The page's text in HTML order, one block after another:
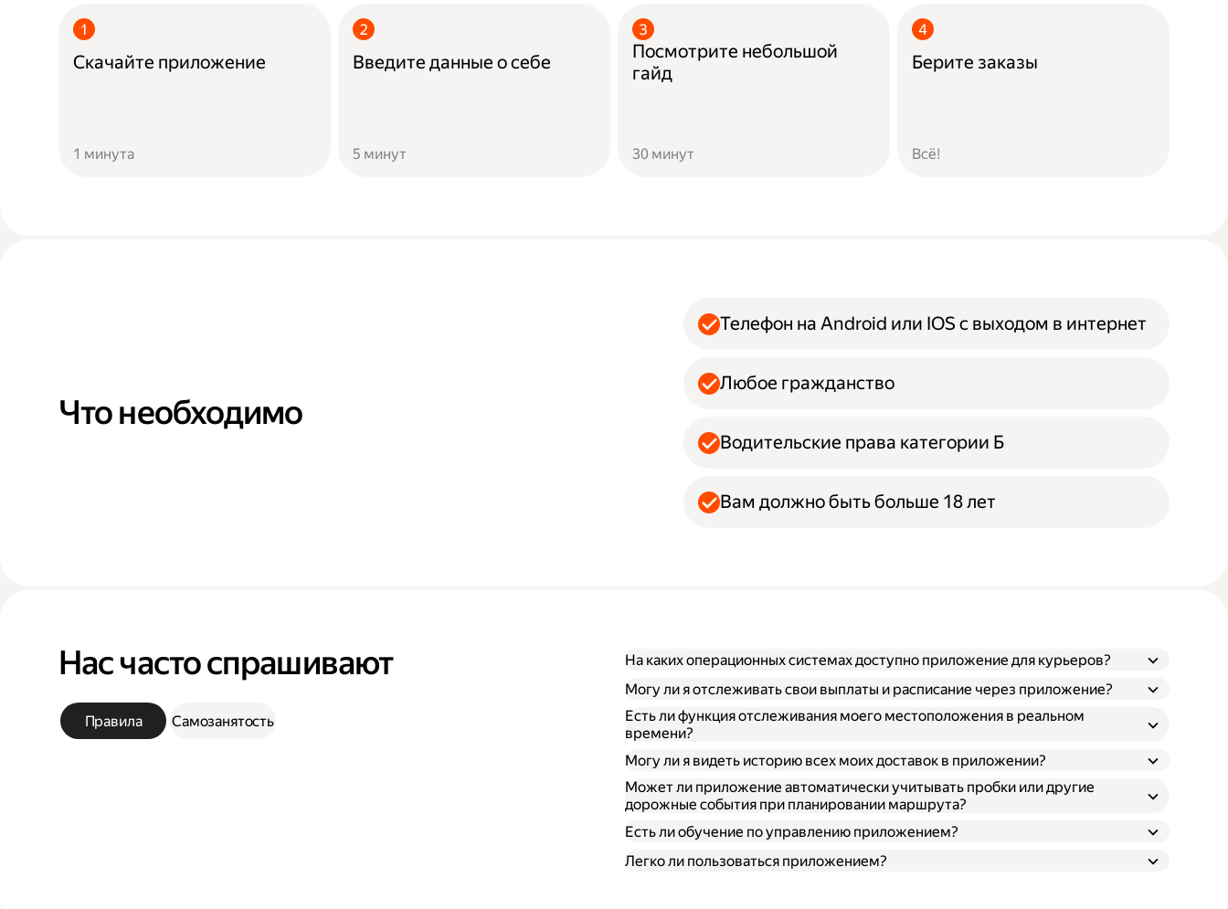
Скачайте приложение
1 минута
Введите данные о себе
5 минут
Посмотрите небольшой
гайд
30 минут
Берите заказы
Всё!
Что необходимо
Телефон на Android или IOS с выходом в интернет
Любое гражданство
Водительские права категории Б
Вам должно быть больше 18 лет
Нас часто спрашивают
Правила Самозанятость
На каких операционных системах доступно приложение для курьеров?
Могу ли я отслеживать свои выплаты и расписание через приложение?
Есть ли функция отслеживания моего местоположения в реальном
времени?
Могу ли я видеть историю всех моих доставок в приложении?
Может ли приложение автоматически учитывать пробки или другие
дорожные события при планировании маршрута?
Есть ли обучение по управлению приложением?
Легко ли пользоваться приложением?